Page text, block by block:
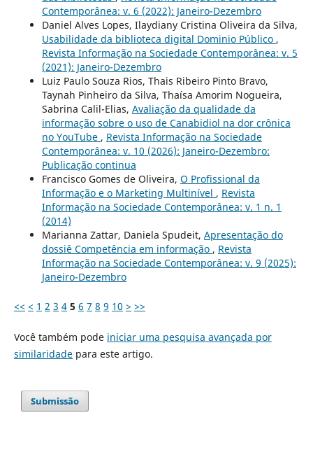
Contemporânea: v. 6 (2022): Janeiro-Dezembro
Daniel Alves Lopes, Ilaydiany Cristina Oliveira da Silva,
Usabilidade da biblioteca digital Dominio Público ,
Revista Informação na Sociedade Contemporânea: v. 5
(2021): Janeiro-Dezembro
Luiz Paulo Souza Rios, Thais Ribeiro Pinto Bravo,
Taynah Pinheiro da Silva, Thaísa Amorim Nogueira,
Sabrina Calil-Elias, Avaliação da qualidade da
informação sobre o uso de Canabidiol na dor crônica
no YouTube , Revista Informação na Sociedade
Contemporânea: v. 10 (2026): Janeiro-Dezembro:
Publicação continua
Francisco Gomes de Oliveira, O Profissional da
Informação e o Marketing Multinível , Revista
Informação na Sociedade Contemporânea: v. 1 n. 1
(2014)
Marianna Zattar, Daniela Spudeit, Apresentação do
dossiê Competência em informação , Revista
Informação na Sociedade Contemporânea: v. 9 (2025):
Janeiro-Dezembro
<< < 1 2 3 4 5 6 7 8 9 10 > >>
Você também pode iniciar uma pesquisa avançada por
similaridadepara este artigo.
Submissão